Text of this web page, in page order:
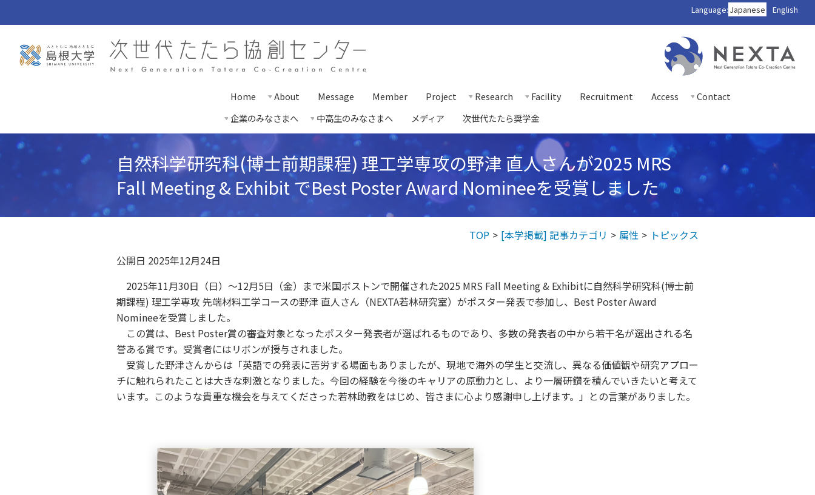
Language: Japanese English
Home About Message Member Project Research Facility Recruitment Access
Contact
企業のみなさまへ
中高生のみなさまへ メディア 次世代たたら奨学金
自然科学研究科(博士前期課程) 理工学専攻の野津 直人さんが2025 MRS
Fall Meeting & Exhibit でBest Poster Award Nomineeを受賞しました
TOP [本学掲載] 記事カテゴリ 属性
トピックス
公開日 2025年12月24日
2025年11月30日（日）～12月5日（金）まで米国ボストンで開催された2025 MRS Fall Meeting & Exhibitに自然科学研究科(博士前
期課程) 理工学専攻 先端材料工学コースの野津 直人さん（NEXTA若林研究室）がポスター発表で参加し、Best Poster Award
Nomineeを受賞しました。
この賞は、Best Poster賞の審査対象となったポスター発表者が選ばれるものであり、多数の発表者の中から若干名が選出される名
誉ある賞です。受賞者にはリボンが授与されました。
受賞した野津さんからは「英語での発表に苦労する場面もありましたが、現地で海外の学生と交流し、異なる価値観や研究アプロー
チに触れられたことは大きな刺激となりました。今回の経験を今後のキャリアの原動力とし、より一層研鑽を積んでいきたいと考えて
います。このような貴重な機会を与えてくださった若林助教をはじめ、皆さまに心より感謝申し上げます。」との言葉がありました。